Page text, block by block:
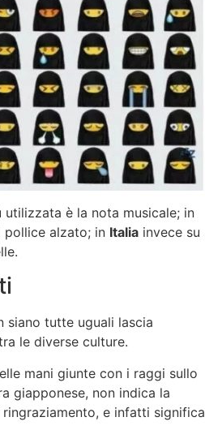
utilizzata è la nota musicale; in
pollice alzato; in Italia invece su
siano tutte uguali lascia
le diverse culture.
mani giunte con i raggi sullo
giapponese, non indica la
e infatti significa